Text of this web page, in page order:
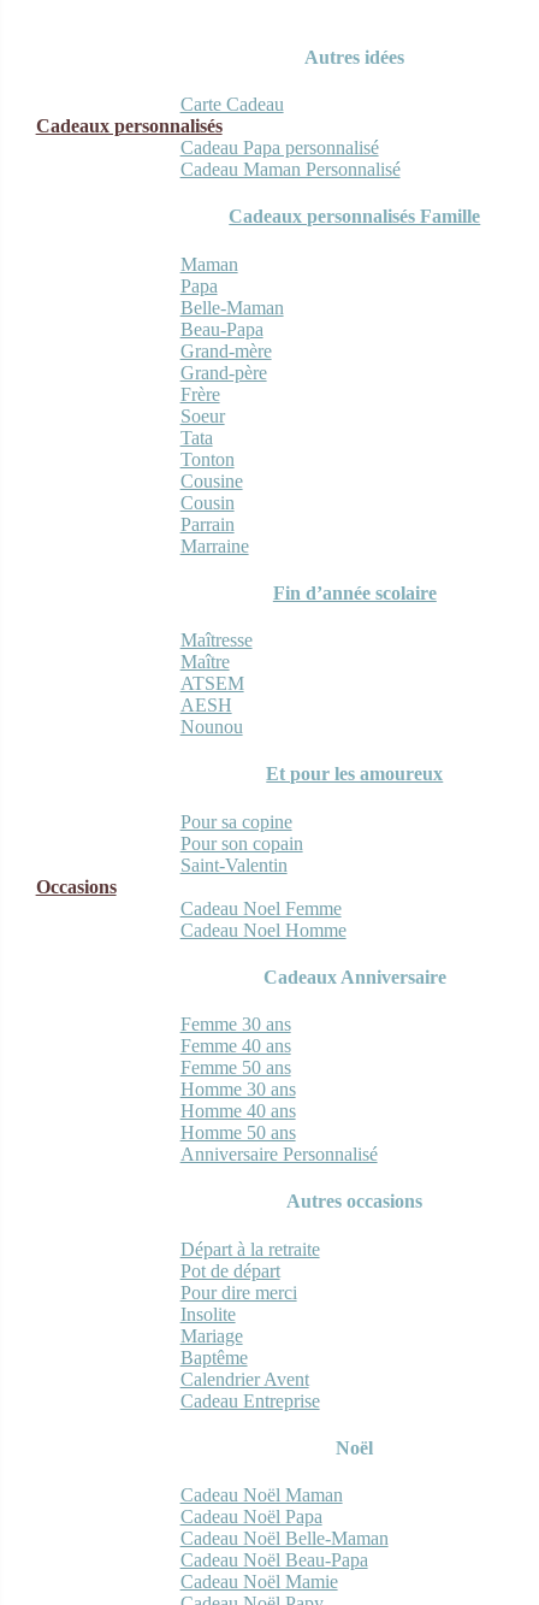
Autres idées
Carte Cadeau
Cadeaux personnalisés
Cadeau Papa personnalisé
Cadeau Maman Personnalisé
Cadeaux personnalisés Famille
Maman
Papa
Belle-Maman
Beau-Papa
Grand-mère
Grand-père
Frère
Soeur
Tata
Tonton
Cousine
Cousin
Parrain
Marraine
Fin d’année scolaire
Maîtresse
Maître
ATSEM
AESH
Nounou
Et pour les amoureux
Pour sa copine
Pour son copain
Saint-Valentin
Occasions
Cadeau Noel Femme
Cadeau Noel Homme
Cadeaux Anniversaire
Femme 30 ans
Femme 40 ans
Femme 50 ans
Homme 30 ans
Homme 40 ans
Homme 50 ans
Anniversaire Personnalisé
Autres occasions
Départ à la retraite
Pot de départ
Pour dire merci
Insolite
Mariage
Baptême
Calendrier Avent
Cadeau Entreprise
Noël
Cadeau Noël Maman
Cadeau Noël Papa
Cadeau Noël Belle-Maman
Cadeau Noël Beau-Papa
Cadeau Noël Mamie